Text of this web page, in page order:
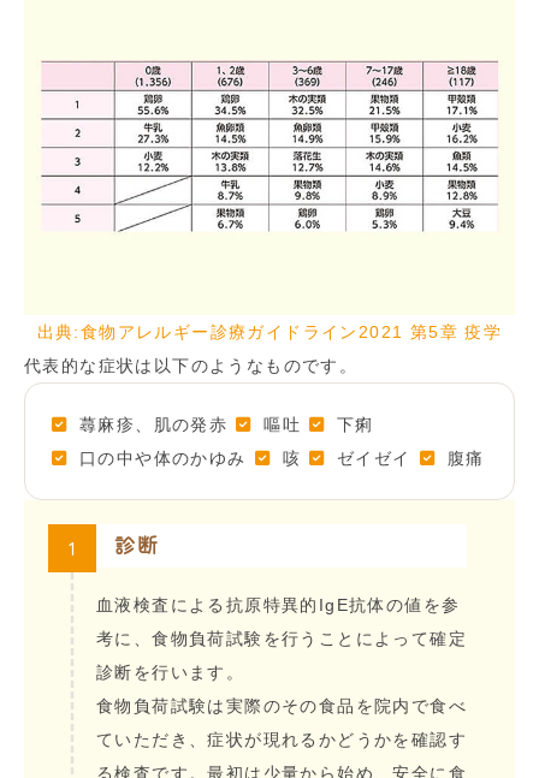
出典:食物アレルギー診療ガイドライン2021 第5章 疫学
代表的な症状は以下のようなものです。
蕁麻疹、肌の発赤 嘔吐
下痢
口の中や体のかゆみ
咳 ゼイゼイ 腹痛
1 診断
血液検査による抗原特異的IgE抗体の値を参
考に、食物負荷試験を行うことによって確定
診断を行います。
食物負荷試験は実際のその食品を院内で食べ
ていただき、症状が現れるかどうかを確認す
る検査です。最初は少量から始め、安全に食